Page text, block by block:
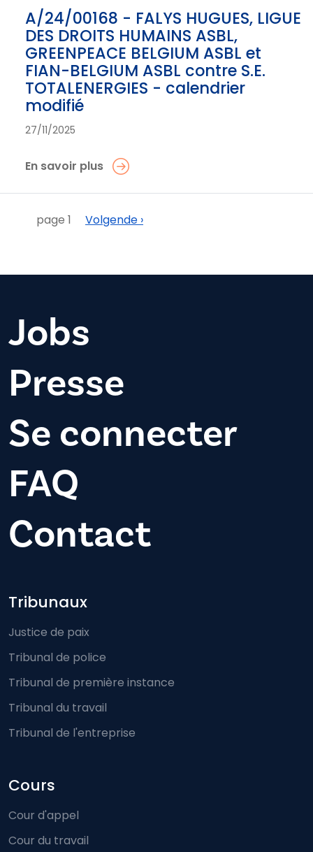
A/24/00168 - FALYS HUGUES, LIGUE
DES DROITS HUMAINS ASBL,
GREENPEACE BELGIUM ASBL et
FIAN-BELGIUM ASBL contre S.E.
TOTALENERGIES - calendrier
modifié
27/11/2025
En savoir plus
Pagination
page 1 Suivant
Volgende ›
Jobs
Presse
Se connecter
FAQ
Contact
Footer-menu
Tribunaux
Justice de paix
Tribunal de police
Tribunal de première instance
Tribunal du travail
Tribunal de l'entreprise
Cours
Cour d'appel
Cour du travail